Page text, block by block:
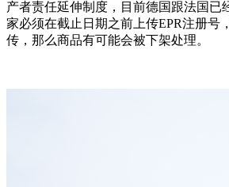
产者责任延伸制度，目前德国跟法国已
家必须在截止日期之前上传EPR注册号
传，那么商品有可能会被下架处理。